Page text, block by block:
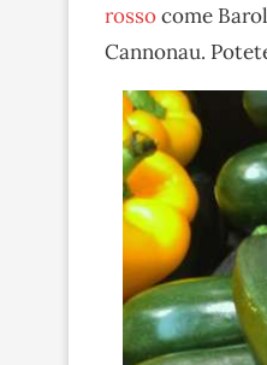
rossocome
Cannonau.